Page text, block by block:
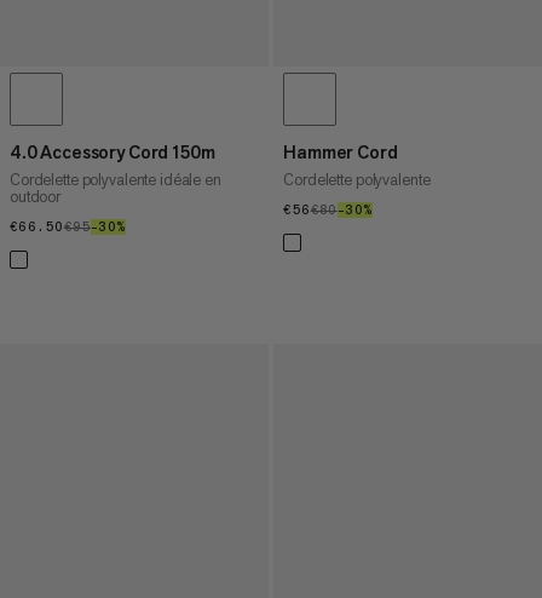
4.0 Accessory Cord 150m
Cordelette polyvalente idéale en
outdoor
€66.50€66.50
€95€95
–30%
Hammer Cord
Cordelette polyvalente
€56€56
€80€80
–30%